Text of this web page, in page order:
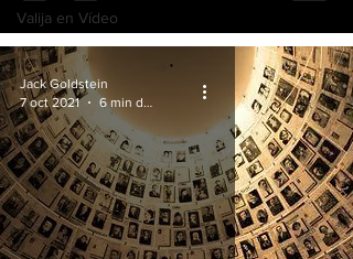
Valija en Vídeo
Jack Goldstein
7 oct 2021